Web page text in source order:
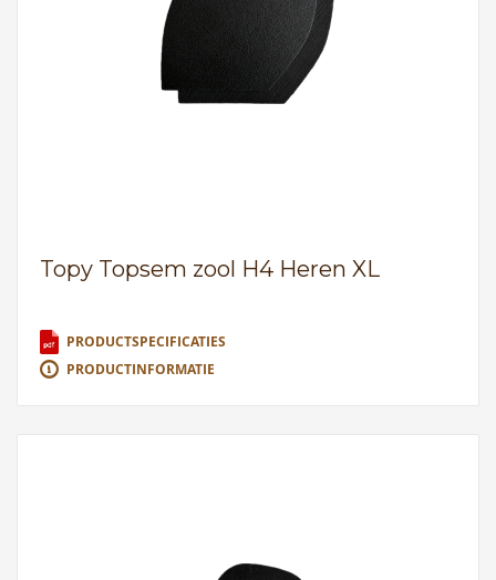
Topy Topsem zool H4 Heren XL
PRODUCTSPECIFICATIES
PRODUCTINFORMATIE